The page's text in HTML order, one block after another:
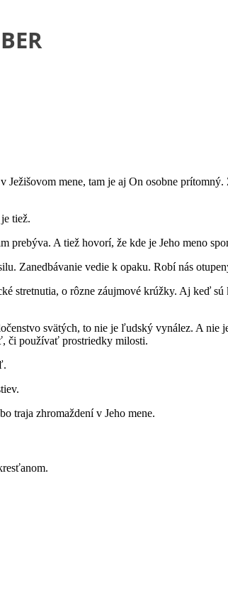
Ježišovom mene, tam je aj On osobne
tiež.
prebýva. A tiež hovorí, že kde je Jeho meno
Zanedbávanie vedie k opaku. Robí nás
stretnutia, o rôzne záujmové krúžky. Aj keď
svätých, to nie je ľudský vynález. A
či používať prostriedky milosti.
traja zhromaždení v Jeho mene.